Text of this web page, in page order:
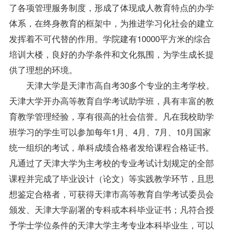
了各项管理服务制度，形成了体现成人教育特点的办学
体系，在终身教育的框架中，为推进学习化社会的建立
发挥着不可代替的作用。学院建有10000平方米的综合
培训大楼，良好的办学条件和文化氛围，为学生成长提
供了理想的环境。
天津大学是天津市高自考30多个专业的主考学校。
天津大学开办高等教育自学考试助学班，具有丰富的教
育教学管理经验，享有很高的社会信誉。凡在我校助学
班学习的学生可以参加每年1月、4月、7月、10月国家
统一组织的考试，单科成绩合格者发给课程合格证书。
凡通过了天津大学为主考校的专业考试计划规定的全部
课程并完成了毕业设计（论文）等实践教学环节，且思
想鉴定合格者，可获得天津市高等教育自学考试委员会
颁发、天津大学副署的专科或本科毕业证书；凡符合授
予学士学位条件的天津大学主考专业本科毕业生 ，可以